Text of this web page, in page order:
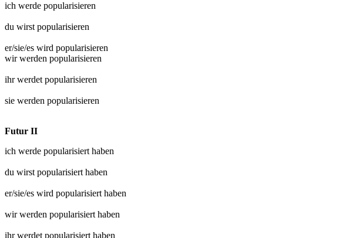
ich werde popularisieren
du wirst popularisieren
er/sie/es wird popularisieren
wir werden popularisieren
ihr werdet popularisieren
sie werden popularisieren
Futur II
ich werde popularisiert haben
du wirst popularisiert haben
er/sie/es wird popularisiert haben
wir werden popularisiert haben
ihr werdet popularisiert haben